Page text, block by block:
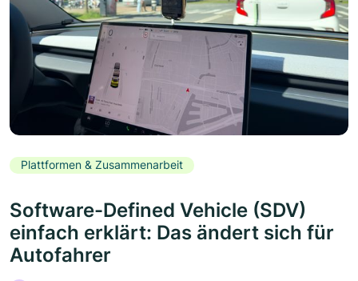
Plattformen & Zusammenarbeit
Software-Defined Vehicle (SDV)
einfach erklärt: Das ändert sich für
Autofahrer